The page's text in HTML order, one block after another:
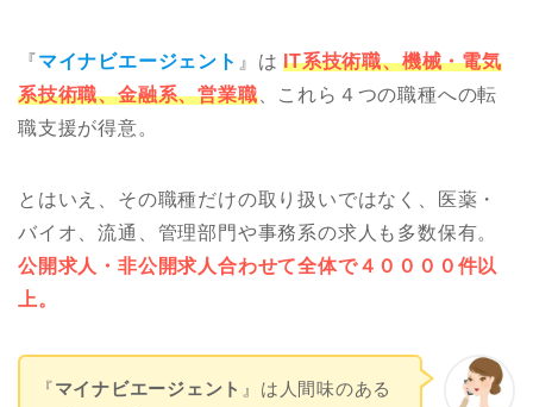
『マイナビエージェント 』はIT系技術職、機械・電気
系技術職、金融系、営業職、これら４つの職種への転
職支援が得意。
とはいえ、その職種だけの取り扱いではなく、医薬・
バイオ、流通、管理部門や事務系の求人も多数保有。
公開求人・非公開求人合わせて全体で４００００件以
上。
『マイナビエージェント 』は人間味のある